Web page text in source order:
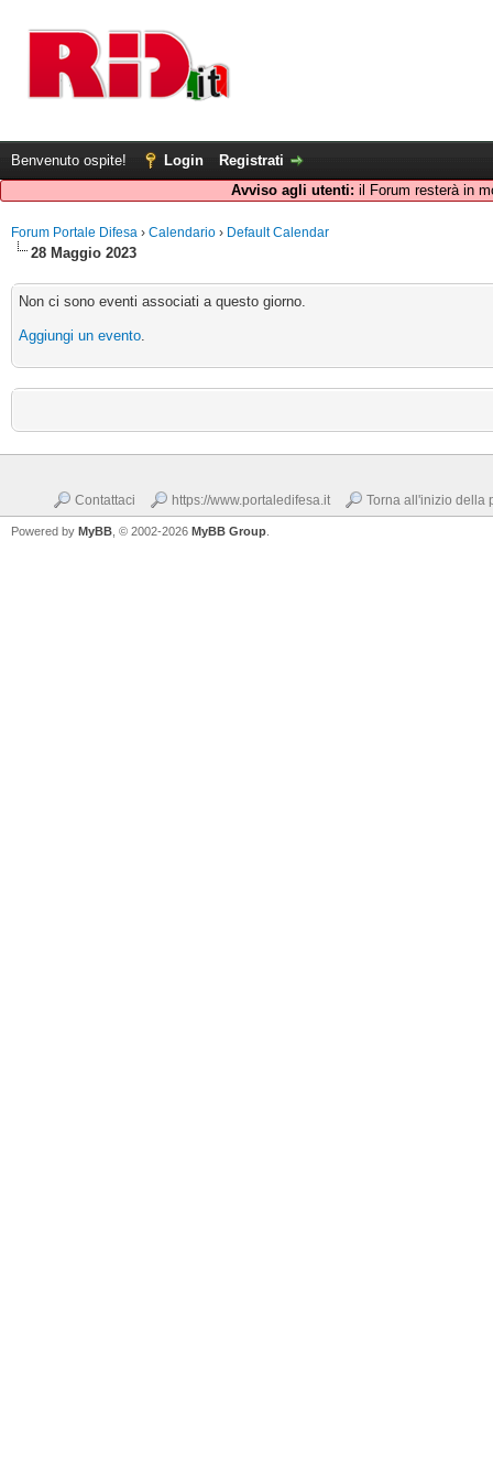
Benvenuto ospite! Login
Registrati
Avviso agli utenti: il Forum resterà in
Forum Portale Difesa › Calendario › Default Calendar
28 Maggio 2023
Non ci sono eventi associati a questo giorno.
Aggiungi un evento.
Contattaci https://www.portaledifesa.it Torna all'inizio della
Powered by MyBB , © 2002-2026 MyBB Group